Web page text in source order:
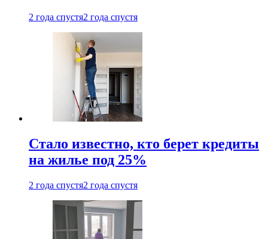
2 года спустя2 года спустя
Стало известно, кто берет кредиты
на жилье под 25%
2 года спустя2 года спустя